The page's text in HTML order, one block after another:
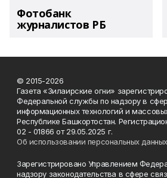
Фотобанк
журналистов РБ
© 2015-2026
Газета «Зилаирские огни»
Федеральной службы по надзору в
информационных технологий и
Республике Башкортостан.
02 - 01866 от 29.05.2025 г.
Об использовании персональных данных
Зарегистрировано Управлением
надзору законодательства в сфере